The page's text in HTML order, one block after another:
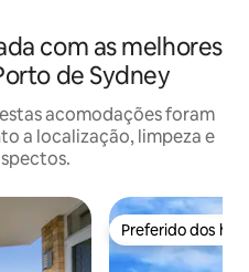
com as melhores
de Sydney
acomodações foram
a localização, limpeza e
hóspedes Preferido dos
Preferido dos